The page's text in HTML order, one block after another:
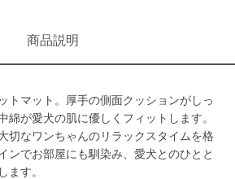
商品説明
トマット。厚手の側面クッションがしっ
綿が愛犬の肌に優しくフィットします。
切なワンちゃんのリラックスタイムを格
ンでお部屋にも馴染み、愛犬とのひとと
ます。